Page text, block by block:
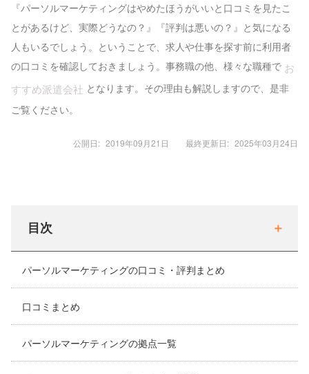
『パーソルマーケティングはやめたほうがいいと口コミを見たこ
とがあるけど、実際どうなの？』『評判は悪いの？』と気になる
人もいるでしょう。ということで、求人や仕事を探す前に利用者
の口コミを確認しておきましょう。事務職の他、様々な職種で お
すすめ派遣会社 となります。その理由も解説しますので、是非
ご覧ください。
公開日: 2019年09月21日 最終更新日: 2025年03月24日
目次
パーソルマーケティングの口コミ・評判まとめ
口コミまとめ
パーソルマーケティングの拠点一覧